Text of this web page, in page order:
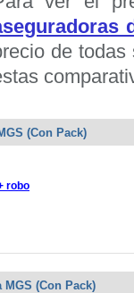
de
(Con Pack)
robo
(Con Pack)